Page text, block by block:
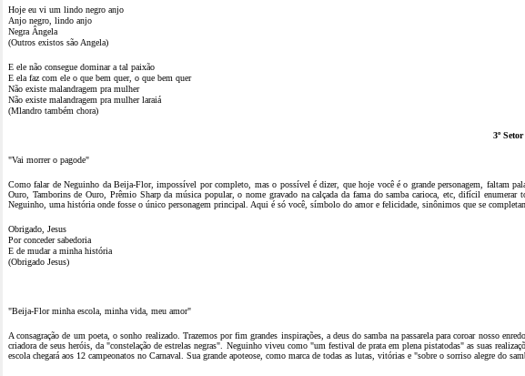
Hoje eu vi um lindo negro anjo
Anjo negro, lindo anjo
Negra Ângela
(Outros existos são Angela)
E ele não consegue dominar a tal paixão
E ela faz com ele o que bem quer, o que bem quer
Não existe malandragem pra mulher
Não existe malandragem pra mulher laraiá
(Mlandro também chora)
3º
"Vai morrer o pagode"
Como falar de Neguinho da Beija-Flor, impossível por completo, mas o possível é dizer, que hoje você é o grande personagem, faltam
Ouro, Tamborins de Ouro, Prêmio Sharp da música popular, o nome gravado na calçada da fama do samba carioca, etc, difícil
Neguinho, uma história onde fosse o único personagem principal. Aqui é só você, símbolo do amor e felicidade, sinônimos que se
Obrigado, Jesus
Por conceder sabedoria
E de mudar a minha história
(Obrigado Jesus)
"Beija-Flor minha escola, minha vida, meu amor"
A consagração de um poeta, o sonho realizado. Trazemos por fim grandes inspirações, a deus do samba na passarela para coroar nosso
criadora de seus heróis, da "constelação de estrelas negras". Neguinho viveu como "um festival de prata em plena pistatodas" as suas
escola chegará aos 12 campeonatos no Carnaval. Sua grande apoteose, como marca de todas as lutas, vitórias e "sobre o sorriso alegre do